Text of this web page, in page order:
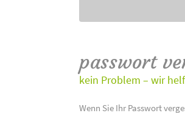
passwort
kein Problem – wir
Wenn Sie Ihr Passwort